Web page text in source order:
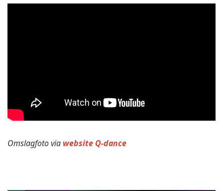
Omslagfoto via website Q-dance